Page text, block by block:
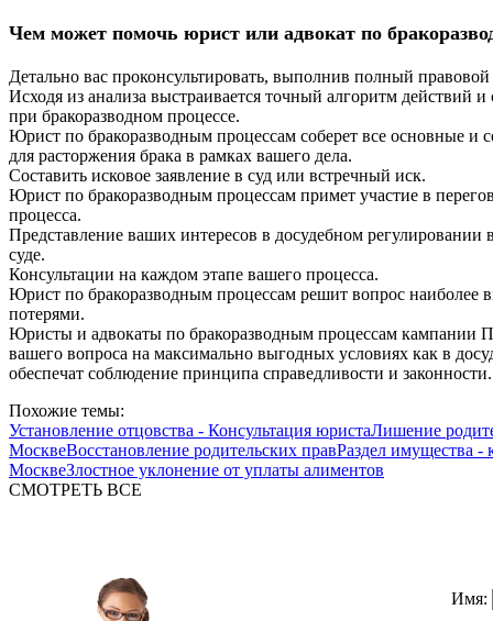
Чем может помочь юрист или адвокат по
Детально вас проконсультировать, выполнив полный
Исходя из анализа выстраивается точный алгоритм действий
при бракоразводном процессе.
Юрист по бракоразводным процессам соберет все основные и
для расторжения брака в рамках вашего дела.
Составить исковое заявление в суд или встречный иск.
Юрист по бракоразводным процессам примет участие в
процесса.
Представление ваших интересов в досудебном регулировании
суде.
Консультации на каждом этапе вашего процесса.
Юрист по бракоразводным процессам решит вопрос наиболее
потерями.
Юристы и адвокаты по бракоразводным процессам кампании
вашего вопроса на максимально выгодных условиях как в
обеспечат соблюдение принципа справедливости и законности.
Похожие темы:
Установление отцовства - Консультация юристаЛишение
МосквеВосстановление родительских правРаздел имущества -
МосквеЗлостное уклонение от уплаты алиментов
СМОТРЕТЬ ВСЕ
Имя: